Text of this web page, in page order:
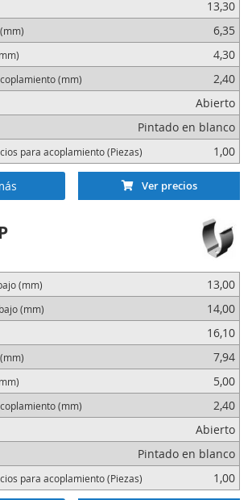
13,30
6,35
4,30
(mm)
2,40
Abierto
Pintado en blanco
para acoplamiento (Piezas) 1,00
Ver precios
(mm)
13,00
(mm)
14,00
16,10
7,94
5,00
(mm)
2,40
Abierto
Pintado en blanco
para acoplamiento (Piezas) 1,00